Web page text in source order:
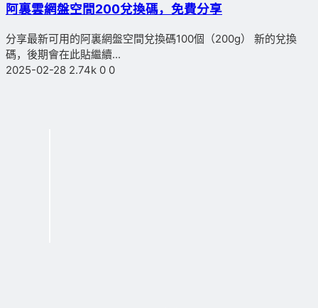
阿裏雲網盤空間200兌換碼，免費分享
分享最新可用的阿裏網盤空間兌換碼100個（200g） 新的兌換
碼，後期會在此貼繼續...
2025-02-28 2.74k 0 0